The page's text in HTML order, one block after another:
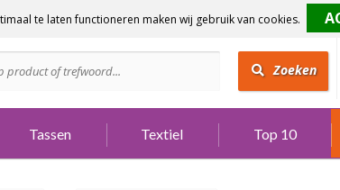
Zoeken
Tassen Textiel Top 10
te laten functioneren maken wij gebruik van cookies.